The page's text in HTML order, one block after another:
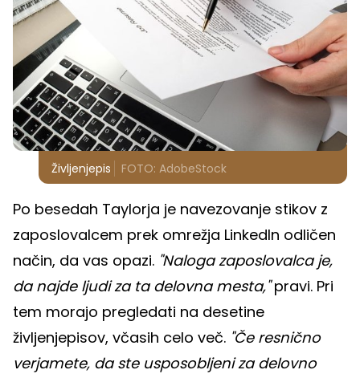
Življenjepis FOTO: AdobeStock
Po besedah Taylorja je navezovanje stikov z
zaposlovalcem prek omrežja LinkedIn odličen
način, da vas opazi. "Naloga zaposlovalca je,
da najde ljudi za ta delovna mesta,"pravi. Pri
tem morajo pregledati na desetine
življenjepisov, včasih celo več. "Če resnično
verjamete, da ste usposobljeni za delovno